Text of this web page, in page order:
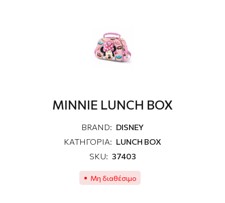
MINNIE LUNCH BOX
BRAND: DISNEY
ΚΑΤΗΓΟΡΙΑ: LUNCH BOX
SKU: 37403
Μη διαθέσιμο